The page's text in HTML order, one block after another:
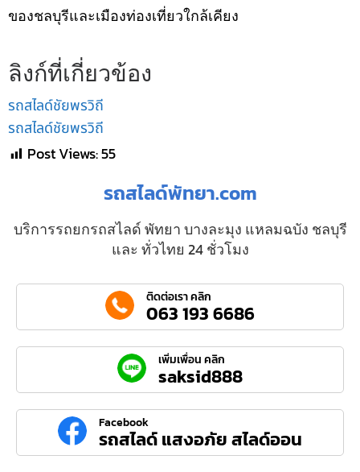
ของชลบุรีและเมืองท่องเที่ยวใกล้เคียง
ลิงก์ที่เกี่ยวข้อง
รถสไลด์ชัยพรวิถี
รถสไลด์ชัยพรวิถี
Post Views:55
รถสไลด์พัทยา.com
บริการรถยกรถสไลด์ พัทยา บางละมุง แหลมฉบัง ชลบุรี
และ ทั่วไทย 24 ชั่วโมง
ติดต่อเรา คลิก
063 193 6686
เพิ่มเพื่อน คลิก
saksid888
Facebook
รถสไลด์ แสงอภัย สไลด์ออน